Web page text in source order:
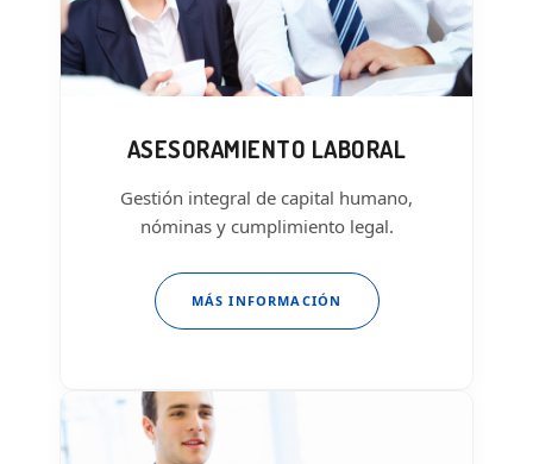
ASESORAMIENTO LABORAL
Gestión integral de capital humano,
nóminas y cumplimiento legal.
MÁS INFORMACIÓN